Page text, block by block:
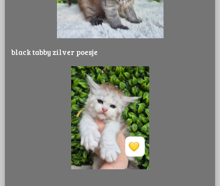
black tabby zilver poesje